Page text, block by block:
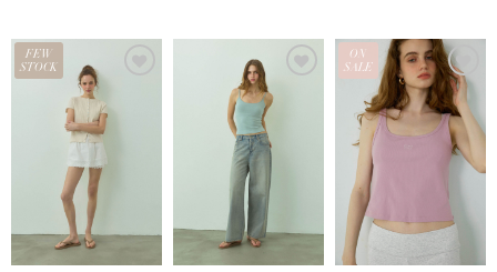
で
し
た。
¥7,480
で
す。
で
し
た。
す。
FEW
STOCK
ON
SALE
お気
に入
りに
追加